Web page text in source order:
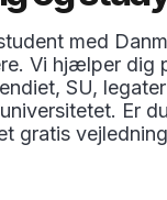
med
Vi hjælper dig
SU,
Er
gratis